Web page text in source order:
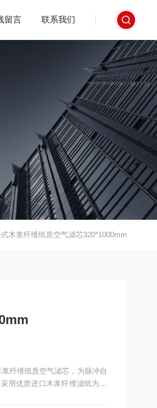
留言 联系我们
木浆纤维纸质空气滤芯320*1000mm
纤维纸质空气滤芯，为脉冲自
用优质进口木浆纤维滤纸为滤